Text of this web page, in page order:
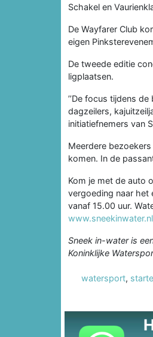
Schakel en
De Wayfarer Club
eigen
De tweede editie
ligplaatsen.
’’De focus tijdens
dagzeilers,
initiatiefnemers van
Meerdere
komen. In de
Kom je met de auto
vergoeding naar het
vanaf 15.00 uur.
www.sneekinwater.nl
Sneek in-water is
Koninklijke
watersport,